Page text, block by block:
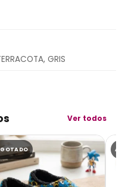
GRIS
Ver todos